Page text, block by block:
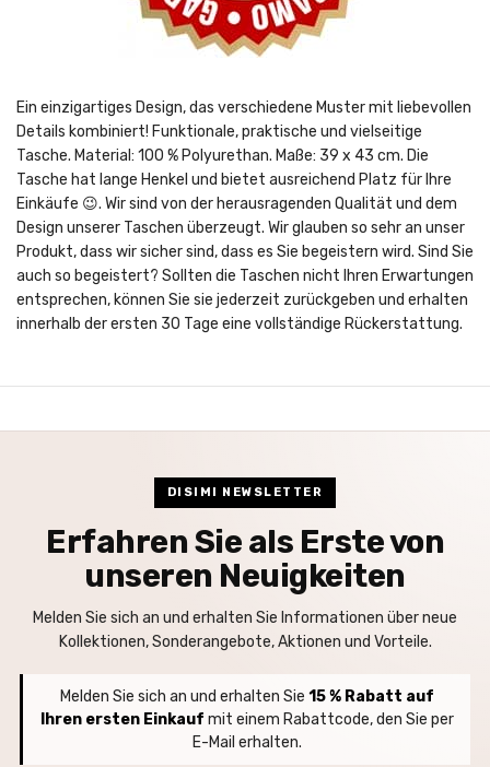
Ein einzigartiges Design, das verschiedene Muster mit liebevollen
Details kombiniert! Funktionale, praktische und vielseitige
Tasche. Material: 100 % Polyurethan. Maße: 39 x 43 cm. Die
Tasche hat lange Henkel und bietet ausreichend Platz für Ihre
Einkäufe 😉. Wir sind von der herausragenden Qualität und dem
Design unserer Taschen überzeugt. Wir glauben so sehr an unser
Produkt, dass wir sicher sind, dass es Sie begeistern wird. Sind Sie
auch so begeistert? Sollten die Taschen nicht Ihren Erwartungen
entsprechen, können Sie sie jederzeit zurückgeben und erhalten
innerhalb der ersten 30 Tage eine vollständige Rückerstattung.
DISIMI NEWSLETTER
Erfahren Sie als Erste von
unseren Neuigkeiten
Melden Sie sich an und erhalten Sie Informationen über neue
Kollektionen, Sonderangebote, Aktionen und Vorteile.
Melden Sie sich an und erhalten Sie 15 % Rabatt auf
Ihren ersten Einkauf mit einem Rabattcode, den Sie per
E-Mail erhalten.